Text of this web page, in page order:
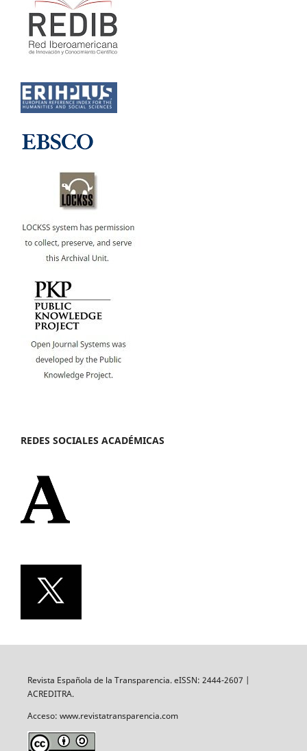
REDES SOCIALES ACADÉMICAS
Revista Española de la Transparencia. eISSN: 2444-2607 |
ACREDITRA.
Acceso: www.revistatransparencia.com